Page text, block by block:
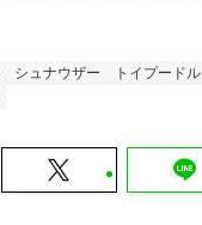
シュナウザー トイプードル